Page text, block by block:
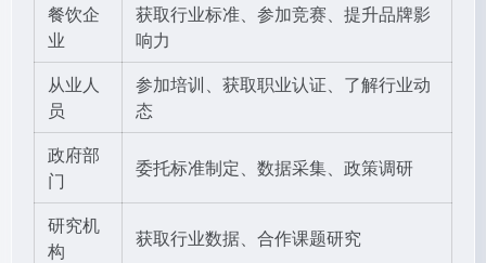
餐饮企
业
获取行业标准、参加竞赛、提升品牌影
响力
从业人
员
参加培训、获取职业认证、了解行业动
态
政府部
门
委托标准制定、数据采集、政策调研
研究机
构
获取行业数据、合作课题研究